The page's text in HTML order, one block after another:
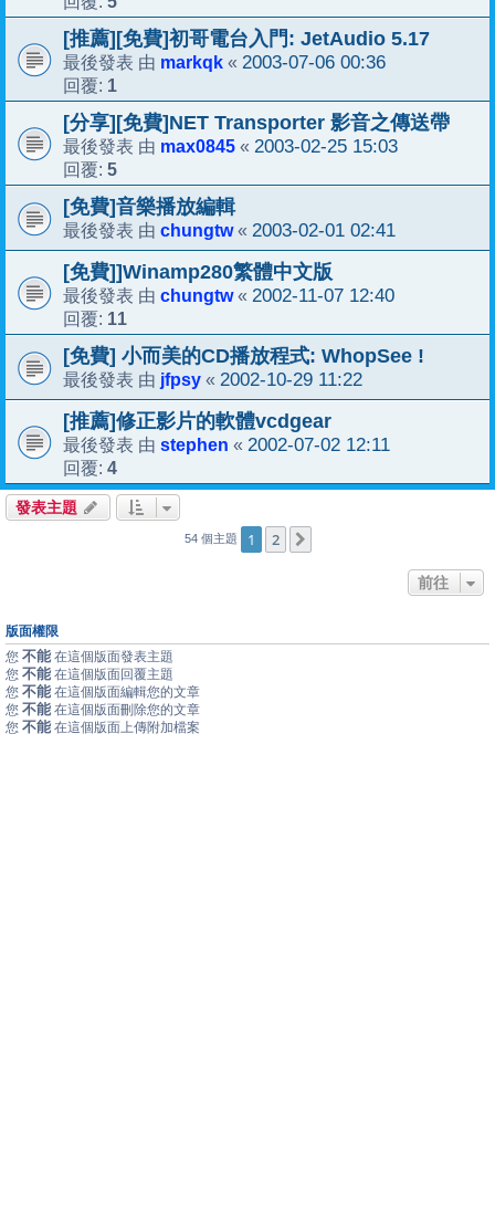
[推薦][免費]初哥電台入門: JetAudio 5.17
最後發表 由 markqk « 2003-07-06 00:36
回覆: 1
[分享][免費]NET Transporter 影音之傳送帶
最後發表 由 max0845 « 2003-02-25 15:03
回覆: 5
[免費]音樂播放編輯
最後發表 由 chungtw« 2003-02-01 02:41
[免費]]Winamp280繁體中文版
最後發表 由 chungtw« 2002-11-07 12:40
回覆: 11
[免費] 小而美的CD播放程式: WhopSee !
最後發表 由 jfpsy « 2002-10-29 11:22
[推薦]修正影片的軟體vcdgear
最後發表 由 stephen « 2002-07-02 12:11
回覆: 4
發表主題
54 個主題 1 2
前往
版面權限
您 不能 在這個版面發表主題
您 不能 在這個版面回覆主題
您 不能 在這個版面編輯您的文章
您 不能 在這個版面刪除您的文章
您 不能 在這個版面上傳附加檔案